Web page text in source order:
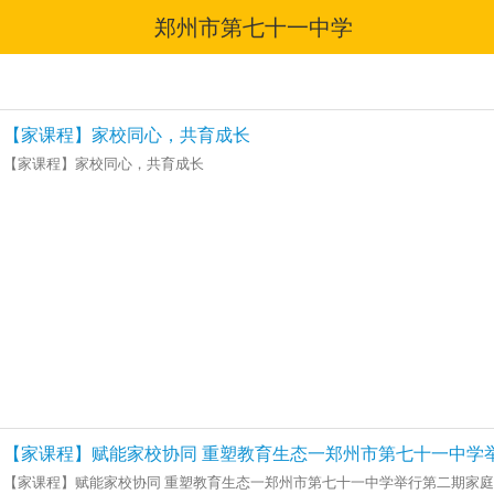
郑州市第七十一中学
【家课程】家校同心，共育成长
【家课程】家校同心，共育成长
【家课程】赋能家校协同 重塑教育生态一郑州市第七十一中
【家课程】赋能家校协同 重塑教育生态一郑州市第七十一中学举行第二期家